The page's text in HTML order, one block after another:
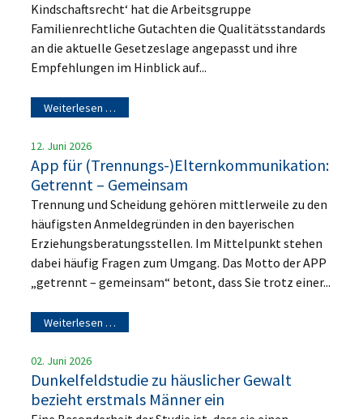
Kindschaftsrecht‘ hat die Arbeitsgruppe
Familienrechtliche Gutachten die Qualitätsstandards
an die aktuelle Gesetzeslage angepasst und ihre
Empfehlungen im Hinblick auf...
Weiterlesen …
12. Juni 2026
App für (Trennungs-)Elternkommunikation:
Getrennt – Gemeinsam
Trennung und Scheidung gehören mittlerweile zu den
häufigsten Anmeldegründen in den bayerischen
Erziehungsberatungsstellen. Im Mittelpunkt stehen
dabei häufig Fragen zum Umgang. Das Motto der APP
„getrennt – gemeinsam“ betont, dass Sie trotz einer...
Weiterlesen …
02. Juni 2026
Dunkelfeldstudie zu häuslicher Gewalt
bezieht erstmals Männer ein